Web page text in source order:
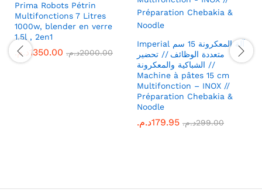
Prima Robots Pétrin
Multifonctions 7 Litres
1000w, blender en verre
1,5l , 2en1
1350.00د.م. 2000.00د.م.
Imperial آلة المعكرونة 15 سم
متعددة الوظائف // تحضير
الشباكية والمعكرونة //
Machine à pâtes 15 cm
Multifonction – INOX //
Préparation Chebakia &
Noodle
179.95د.م. 299.00د.م.